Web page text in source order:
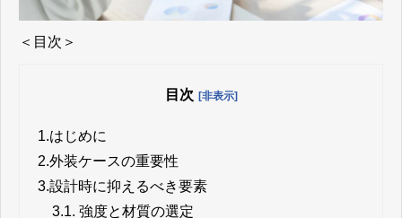
＜目次＞
目次 [非表示]
1.はじめに
2.外装ケースの重要性
3.設計時に抑えるべき要素
3.1. 強度と材質の選定